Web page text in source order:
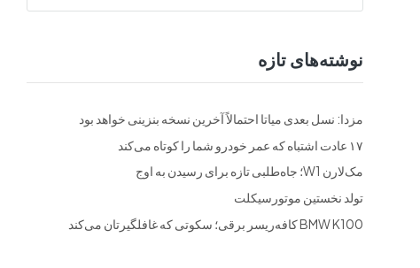
نوشته‌های تازه
مزدا: نسل بعدی میاتا احتمالاً آخرین نسخه بنزینی خواهد بود
۱۷ عادت اشتباه که عمر خودرو شما را کوتاه می‌کند
مک‌لارن W1؛ جاه‌طلبی تازه برای رسیدن به اوج
تولد نخستین موتورسیکلت
BMW K100 کافه‌ریسر برقی؛ سکوتی که غافلگیرتان می‌کند